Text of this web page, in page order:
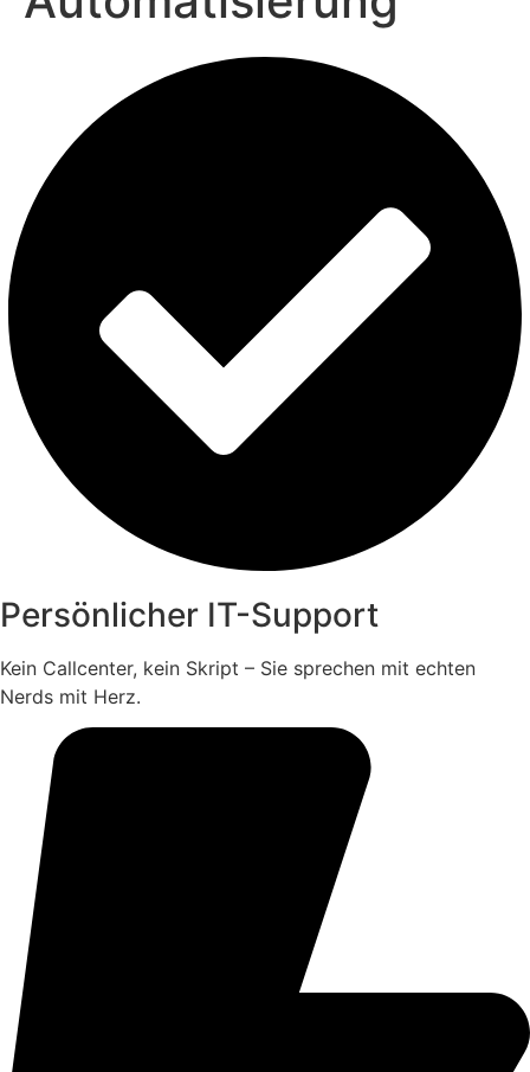
Persönlicher IT-Support
Kein Callcenter, kein Skript – Sie sprechen mit echten
Nerds mit Herz.